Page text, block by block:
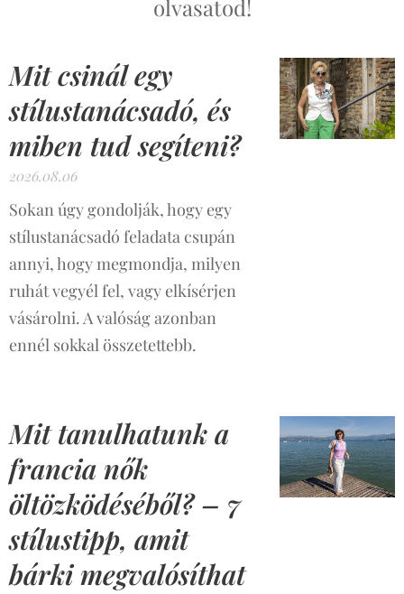
olvasatod!
Mit csinál egy
stílustanácsadó, és
miben tud segíteni?
2026.08.06
Sokan úgy gondolják, hogy egy
stílustanácsadó feladata csupán
annyi, hogy megmondja, milyen
ruhát vegyél fel, vagy elkísérjen
vásárolni. A valóság azonban
ennél sokkal összetettebb.
Mit tanulhatunk a
francia nők
öltözködéséből? – 7
stílustipp, amit
bárki megvalósíthat